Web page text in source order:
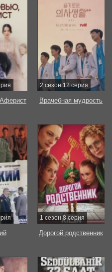
2 сезон 12 серия
Врачебная мудрость
1 сезон 8 серия
Дорогой родственник